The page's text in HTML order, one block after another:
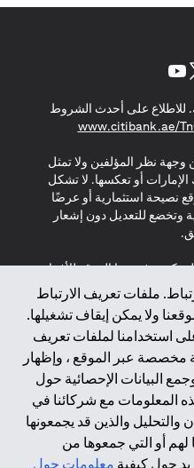
ملفات تعريف الارتباط
ولا يمكن إيقاف تشغيلها.
استخدامنا لملفات تعريف
مخصصة عبر الموقع ، وإظهار
البيانات الإحصائية حول
المعلومات مع شركائنا في
والتحليل والذين قد يجمعونها
لهم أو التي جمعوها من
حول كيفية معلومات حول
على أحدث الشروط
www.citibank.ae/
(opens in a new tab)
وجهة نظر المؤلفين ولا تمثل
أو تعكسها. لا تشكل
نصيحة استثمارية أو عرضًا
وتخضع للتعديل دون إشعار
في هذا الموقع للأفراد
الاقتصادية الأوروبية أو
موناكو أو سان مارينو أو
المتحدة أو خصوصية البيانات
حماية البيانات الشخصية
المحتوى الموجود في هذه
أنه عرض أو دعوة أو دعوة
المذكورة هنا لمثل هؤلاء
*GDPR – اللائحة العامة لحماية البيانات؛ * LGPD – Lei Geral de
Proteção de Dados Pessoais ; *NZPA – قانون الخصوصية